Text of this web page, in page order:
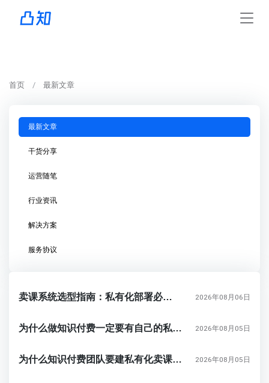
首页 最新文章
最新文章
干货分享
运营随笔
行业资讯
解决方案
服务协议
卖课系统选型指南：私有化部署必须确认的10个核心功能 2026年08月06日
为什么做知识付费一定要有自己的私域卖课系统？踩坑3年的真实答案 2026年08月05日
为什么知识付费团队要建私有化卖课系统？私域卖课与平台流量的真实差异 2026年08月05日